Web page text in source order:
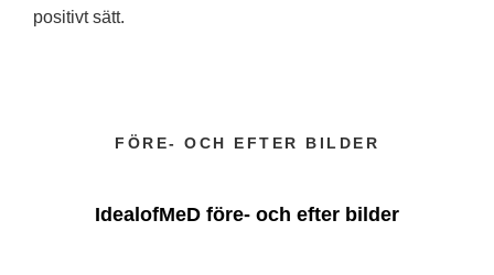
positivt sätt.
FÖRE- OCH EFTER BILDER
IdealofMeD före- och efter bilder